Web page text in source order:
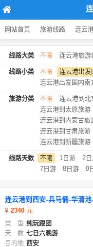
网站首页 旅游线路 连云
线路大类 不限 连云港旅游
线路小类 不限
连云港出发
连云港出发国内南
旅游分类 不限 连云港到北
连云港到太原旅游
连云港到内蒙古旅
连云港到甘肃旅游
连云港到新疆旅游
线路天数 不限 1日游 2
7日游
8日游 9
连云港到西安-兵马俑-华清池
2340
类 型 纯玩跟团
天 数 七日六晚游
目的地 西安